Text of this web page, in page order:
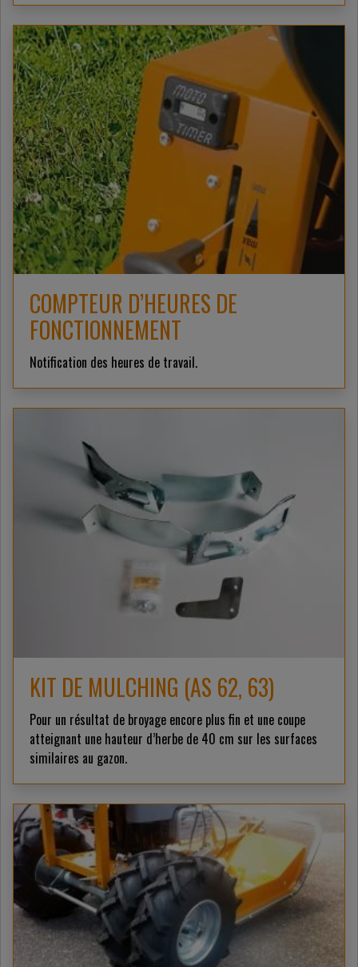
COMPTEUR D’HEURES DE
FONCTIONNEMENT
Notification des heures de travail.
KIT DE MULCHING (AS 62, 63)
Pour un résultat de broyage encore plus fin et une coupe
atteignant une hauteur d’herbe de 40 cm sur les surfaces
similaires au gazon.